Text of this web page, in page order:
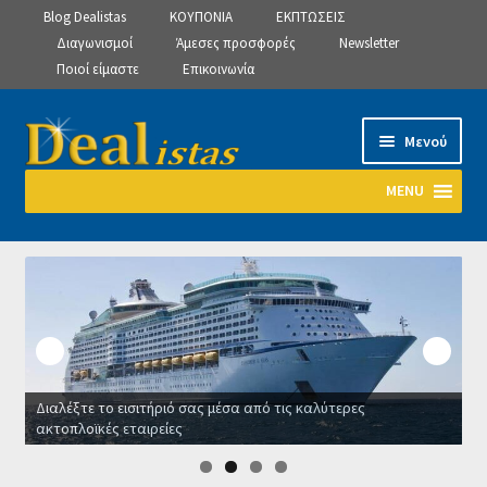
Blog Dealistas ΚΟΥΠΟΝΙΑ
ΕΚΠΤΩΣΕΙΣ
Διαγωνισμοί
Άμεσες προσφορές
Newsletter
Ποιοί είμαστε
Επικοινωνία
Απευθείας
μετάβαση
πλοήγηση
Μετάβαση
σε
Μενού
MENU
Αρχική
Manage Subscriptions
Manage Subscriptions
Manage Subscriptions
Διαλέξτε το εισιτήριό σας μέσα από τις καλύτερες
ακτοπλοϊκές εταιρείες